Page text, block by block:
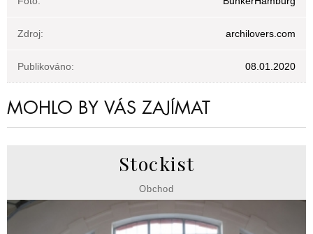
Zdroj: archilovers.com
Publikováno: 08.01.2020
MOHLO BY VÁS ZAJÍMAT
Stockist
Obchod